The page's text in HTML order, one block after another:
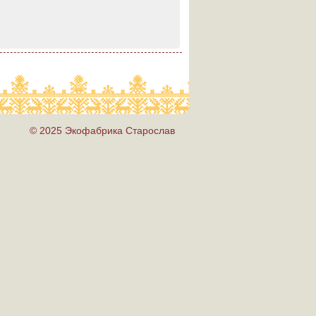
© 2025 Экофабрика Старослав